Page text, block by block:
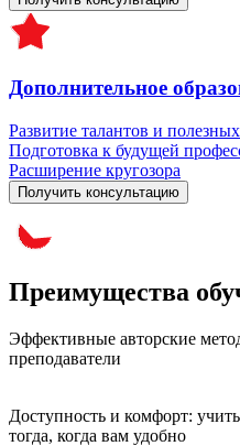
Дополнительное
Развитие талантов и
Подготовка к будущей
Расширение кругозора
Получить консультацию
Преимущества
Эффективные авторские
преподаватели
Доступность и комфорт:
тогда, когда вам удобно